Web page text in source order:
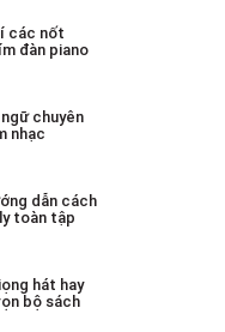
các nốt
đàn piano
chuyên
nhạc
dẫn cách
toàn tập
hát hay
bộ sách